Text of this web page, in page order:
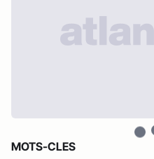
MOTS-CLES